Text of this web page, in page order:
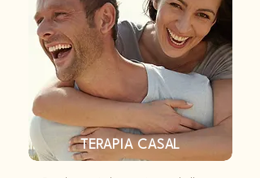
TERAPIA CASAL